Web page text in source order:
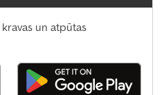
un atpūtas